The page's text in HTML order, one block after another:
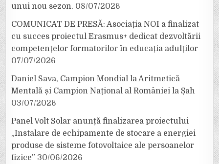
unui nou sezon. 08/07/2026
COMUNICAT DE PRESĂ: Asociația NOI a finalizat
cu succes proiectul Erasmus+ dedicat dezvoltării
competențelor formatorilor în educația adulților
07/07/2026
Daniel Sava, Campion Mondial la Aritmetică
Mentală și Campion Național al României la Șah
03/07/2026
Panel Volt Solar anunță finalizarea proiectului
„Instalare de echipamente de stocare a energiei
produse de sisteme fotovoltaice ale persoanelor
fizice” 30/06/2026